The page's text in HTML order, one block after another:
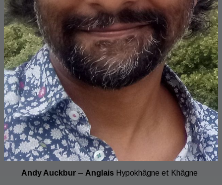
Andy Auckbur – AnglaisHypokhâgne et Khâgne